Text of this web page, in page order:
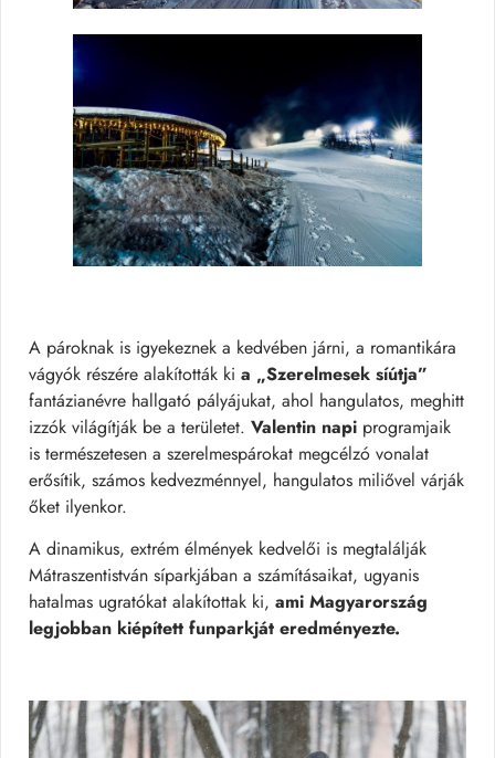
A pároknak is igyekeznek a kedvében járni, a romantikára
vágyók részére alakították ki a „Szerelmesek síútja”
fantázianévre hallgató pályájukat, ahol hangulatos, meghitt
izzók világítják be a területet. Valentin napi programjaik
is természetesen a szerelmespárokat megcélzó vonalat
erősítik, számos kedvezménnyel, hangulatos miliővel várják
őket ilyenkor.
A dinamikus, extrém élmények kedvelői is megtalálják
Mátraszentistván síparkjában a számításaikat, ugyanis
hatalmas ugratókat alakítottak ki, ami Magyarország
legjobban kiépített funparkját eredményezte.